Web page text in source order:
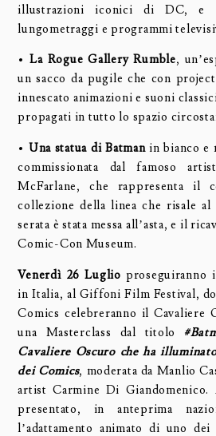
illustrazioni iconici di DC, e
lungometraggi e programmi
•La Rogue Gallery Rumble,
un sacco da pugile che con
innescato animazioni e suoni
propagati in tutto lo spazio
• Una statua di Batmanin bianco e
commissionata dal famoso
McFarlane, che rappresenta il
collezione della linea che risale al
serata è stata messa all’asta, e il
Comic-Con Museum.
Venerdì 26 Luglio proseguiranno
in Italia, al Giffoni Film Festival,
Comics celebreranno il Cavaliere
una Masterclass dal titolo
Cavaliere Oscuro che ha
dei Comics, moderata da Manlio
artist Carmine Di
presentato, in anteprima
l’adattamento animato di uno